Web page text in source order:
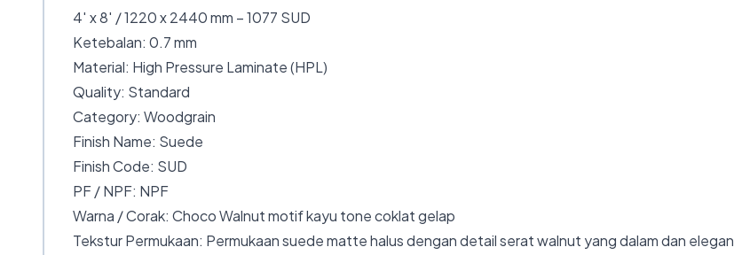
4′ x 8′ / 1220 x 2440 mm – 1077 SUD
Ketebalan: 0.7 mm
Material: High Pressure Laminate (HPL)
Quality: Standard
Category: Woodgrain
Finish Name: Suede
Finish Code: SUD
PF / NPF: NPF
Warna / Corak: Choco Walnut motif kayu tone coklat gelap
Tekstur Permukaan: Permukaan suede matte halus dengan detail serat walnut yang dalam dan elegan